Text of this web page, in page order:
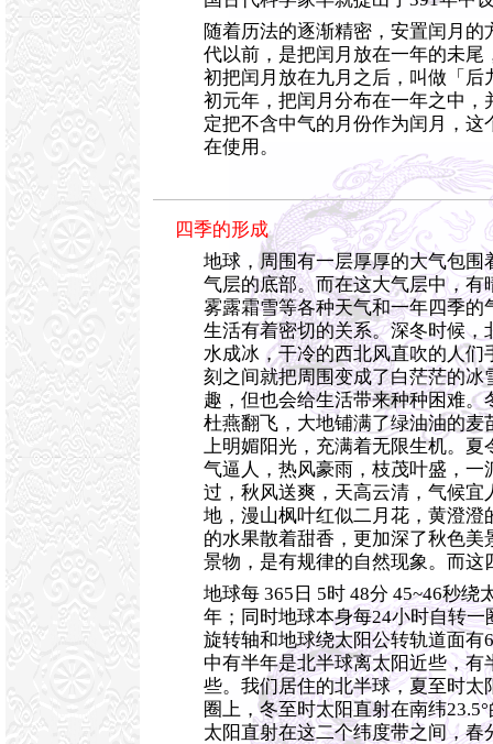
随着历法的逐渐精密，安置闰月的
代以前，是把闰月放在一年的未尾
初把闰月放在九月之后，叫做「后
初元年，把闰月分布在一年之中，
定把不含中气的月份作为闰月，这
在使用。
四季的形成
地球，周围有一层厚厚的大气包围
气层的底部。而在这大气层中，有
雾露霜雪等各种天气和一年四季的
生活有着密切的关系。深冬时候，
水成冰，干冷的西北风直吹的人们
刻之间就把周围变成了白茫茫的冰
趣，但也会给生活带来种种困难。
杜燕翻飞，大地铺满了绿油油的麦
上明媚阳光，充满着无限生机。夏
气逼人，热风豪雨，枝茂叶盛，一
过，秋风送爽，天高云清，气候宜
地，漫山枫叶红似二月花，黄澄澄
的水果散着甜香，更加深了秋色美
景物，是有规律的自然现象。而这
地球每 365日 5时 48分 45~46秒绕
年；同时地球本身每24小时自转
旋转轴和地球绕太阳公转轨道面有
中有半年是北半球离太阳近些，有
些。我们居住的北半球，夏至时太
圈上，冬至时太阳直射在南纬
太阳直射在这二个纬度带之间，春